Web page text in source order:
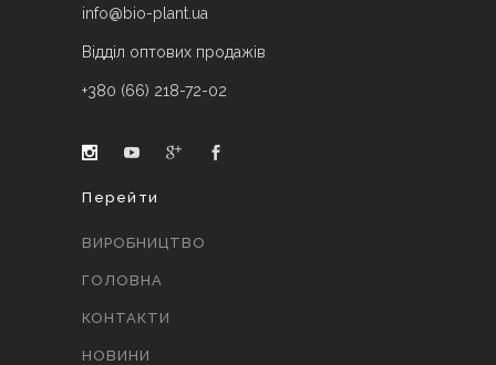
info@bio-plant.ua
Відділ оптових продажів
+380 (66) 218-72-02
Перейти
ВИРОБНИЦТВО
ГОЛОВНА
КОНТАКТИ
НОВИНИ